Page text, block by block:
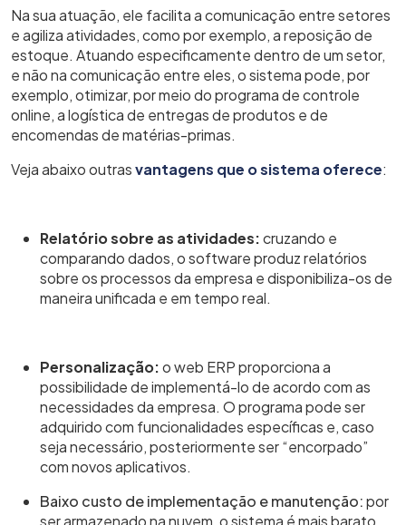
Na sua atuação, ele facilita a comunicação entre setores
e agiliza atividades, como por exemplo, a reposição de
estoque. Atuando especificamente dentro de um setor,
e não na comunicação entre eles, o sistema pode, por
exemplo, otimizar, por meio do programa de controle
online, a logística de entregas de produtos e de
encomendas de matérias-primas.
Veja abaixo outrasvantagens que o sistema oferece:
Relatório sobre as atividades:cruzando e
comparando dados, o software produz relatórios
sobre os processos da empresa e disponibiliza-os de
maneira unificada e em tempo real.
Personalização:o web ERP proporciona a
possibilidade de implementá-lo de acordo com as
necessidades da empresa. O programa pode ser
adquirido com funcionalidades específicas e, caso
seja necessário, posteriormente ser “encorpado”
com novos aplicativos.
Baixo custo de implementação e manutenção:por